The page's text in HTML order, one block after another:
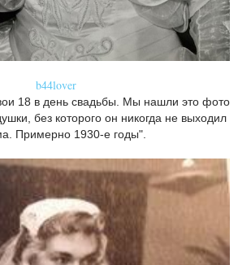
b44lover
18 в день свадьбы. Мы нашли это фото
без которого он никогда не выходил
Примерно 1930-е годы".